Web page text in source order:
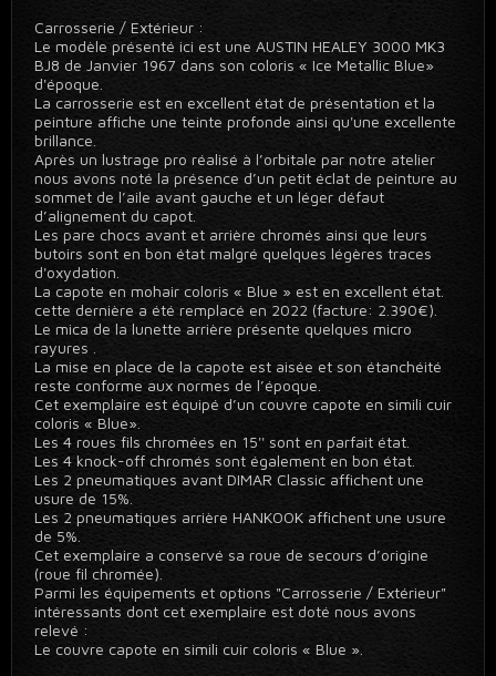
Carrosserie / Extérieur :
Le modèle présenté ici est une AUSTIN HEALEY 3000 MK3
BJ8 de Janvier 1967 dans son coloris « Ice Metallic Blue»
d'époque.
La carrosserie est en excellent état de présentation et la
peinture affiche une teinte profonde ainsi qu'une excellente
brillance.
Après un lustrage pro réalisé à l’orbitale par notre atelier
nous avons noté la présence d’un petit éclat de peinture au
sommet de l’aile avant gauche et un léger défaut
d’alignement du capot.
Les pare chocs avant et arrière chromés ainsi que leurs
butoirs sont en bon état malgré quelques légères traces
d'oxydation.
La capote en mohair coloris « Blue » est en excellent état.
cette dernière a été remplacé en 2022 (facture: 2.390€).
Le mica de la lunette arrière présente quelques micro
rayures .
La mise en place de la capote est aisée et son étanchéité
reste conforme aux normes de l’époque.
Cet exemplaire est équipé d’un couvre capote en simili cuir
coloris « Blue».
Les 4 roues fils chromées en 15'' sont en parfait état.
Les 4 knock-off chromés sont également en bon état.
Les 2 pneumatiques avant DIMAR Classic affichent une
usure de 15%.
Les 2 pneumatiques arrière HANKOOK affichent une usure
de 5%.
Cet exemplaire a conservé sa roue de secours d’origine
(roue fil chromée).
Parmi les équipements et options "Carrosserie / Extérieur"
intéressants dont cet exemplaire est doté nous avons
relevé :
Le couvre capote en simili cuir coloris « Blue ».